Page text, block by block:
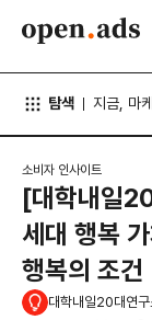
탐색 지금, 마
소비자 인사이트
[대학내일
세대 행복
행복의 조건
대학내일20대연구